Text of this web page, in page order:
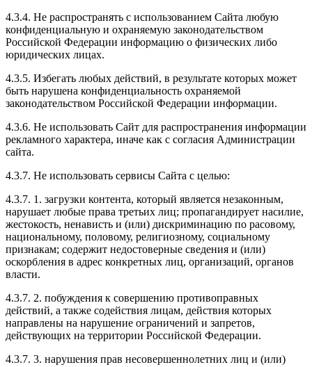
4.3.4. Не распространять с использованием Сайта любую
конфиденциальную и охраняемую законодательством
Российской Федерации информацию о физических либо
юридических лицах.
4.3.5. Избегать любых действий, в результате которых может
быть нарушена конфиденциальность охраняемой
законодательством Российской Федерации информации.
4.3.6. Не использовать Сайт для распространения информации
рекламного характера, иначе как с согласия Администрации
сайта.
4.3.7. Не использовать сервисы Сайта с целью:
4.3.7. 1. загрузки контента, который является незаконным,
нарушает любые права третьих лиц; пропагандирует насилие,
жестокость, ненависть и (или) дискриминацию по расовому,
национальному, половому, религиозному, социальному
признакам; содержит недостоверные сведения и (или)
оскорбления в адрес конкретных лиц, организаций, органов
власти.
4.3.7. 2. побуждения к совершению противоправных
действий, а также содействия лицам, действия которых
направлены на нарушение ограничений и запретов,
действующих на территории Российской Федерации.
4.3.7. 3. нарушения прав несовершеннолетних лиц и (или)